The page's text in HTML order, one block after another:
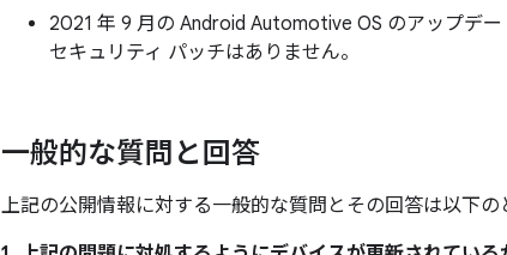
2021 年 9 月の Android Automotive OS のアップデ
セキュリティ パッチはありません。
一般的な質問と回答
上記の公開情報に対する一般的な質問とその回答は以下の